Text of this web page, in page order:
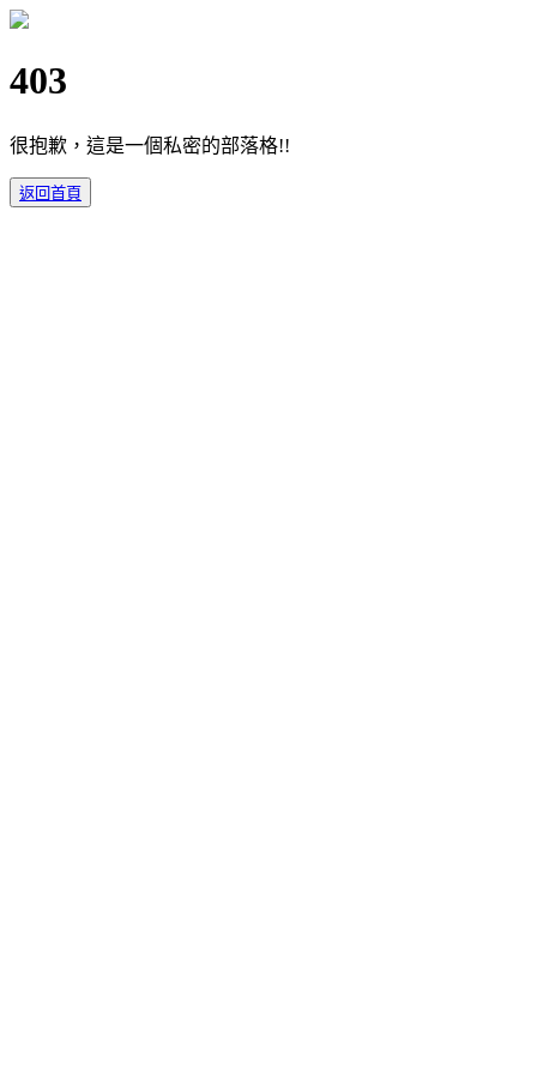
403
很抱歉，這是一個私密的部落格!!
返回首頁